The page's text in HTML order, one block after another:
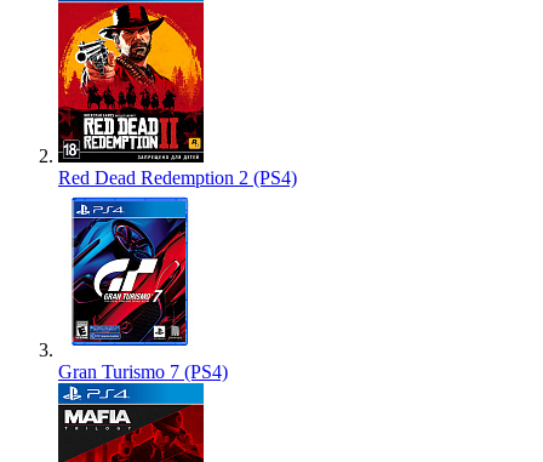
Red Dead Redemption 2 (PS4)
Gran Turismo 7 (PS4)